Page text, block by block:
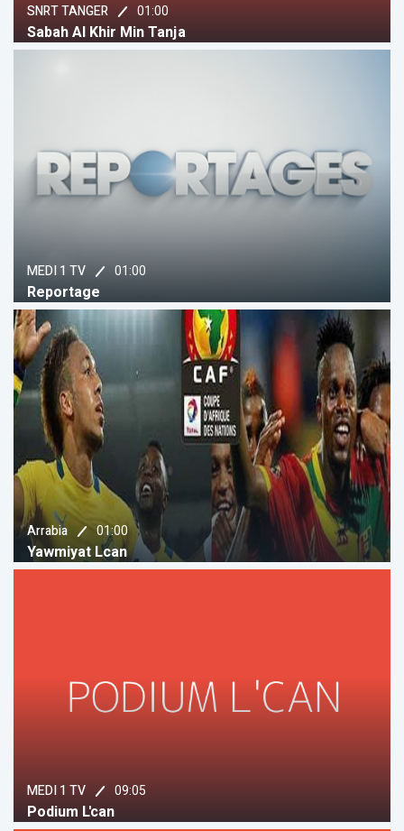
SNRT TANGER 01:00
Sabah Al Khir Min Tanja
MEDI 1 TV 01:00
Reportage
Arrabia 01:00
Yawmiyat Lcan
MEDI 1 TV 09:05
Podium L'can